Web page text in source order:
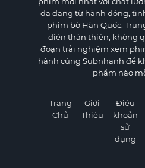
đa dạng từ hành động,
phim bộ Hàn Quốc,
diện thân thiện, không
đoạn trải nghiệm xem
hành cùng Subnhanh để
phẩm nào
Trang
Chủ
Giới
Thiệu
Điều
khoản
sử
dụng